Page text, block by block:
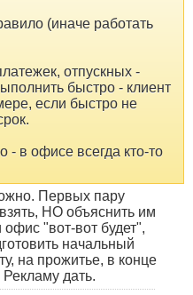
(иначе работать
отпускных -
быстро - клиент
если быстро не
- в офисе всегда кто-то
Первых пару
НО объяснить им
"вот-вот будет",
начальный
на прожитье, в конце
дать.